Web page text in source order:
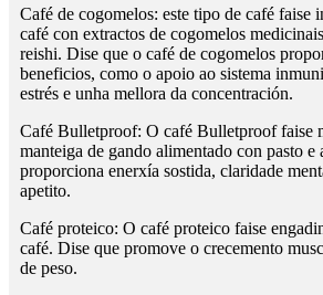
Café de cogomelos: este tipo de café faise
café con extractos de cogomelos
reishi. Dise que o café de cogomelos
beneficios, como o apoio ao sistema
estrés e unha mellora da concentración.
Café Bulletproof: O café Bulletproof faise
manteiga de gando alimentado con pasto
proporciona enerxía sostida, claridade
apetito.
Café proteico: O café proteico faise
café. Dise que promove o crecemento
de peso.